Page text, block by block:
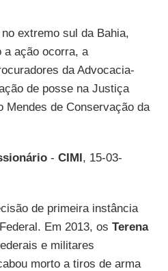
extremo sul da Bahia,
a ação ocorra, a
da Advocacia-
de posse na Justiça
Mendes de Conservação da
- CIMI, 15-03-
de primeira instância
Em 2013, os Terena
e militares
morto a tiros de arma